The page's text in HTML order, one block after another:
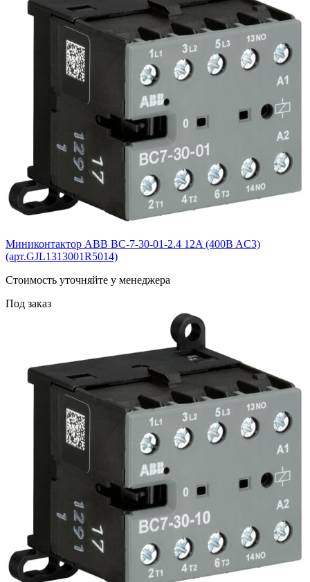
Миниконтактор ABB BС-7-30-01-2.4 12A (400B AC3)
(арт.GJL1313001R5014)
Cтоимость уточняйте у менеджера
Под заказ